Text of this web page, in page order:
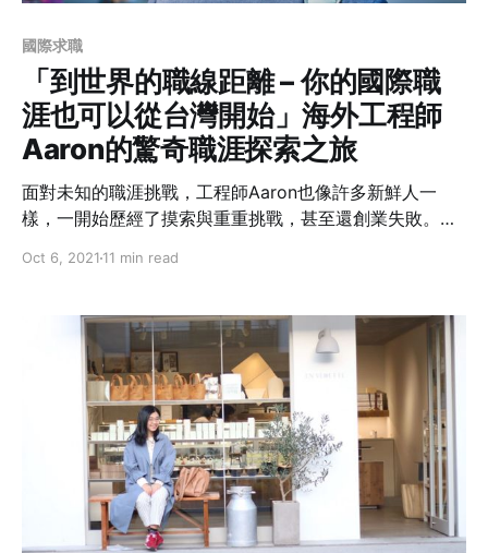
國際求職
「到世界的職線距離 – 你的國際職
涯也可以從台灣開始」海外工程師
Aaron的驚奇職涯探索之旅
面對未知的職涯挑戰，工程師Aaron也像許多新鮮人一
樣，一開始歷經了摸索與重重挑戰，甚至還創業失敗。但
努力地從原本的生科轉換跑道，為的就是要追求自己的目
徨於出國或在地就職的年輕人們，思索自己想要出國的動
機是什麼，以及出國後追求的是什麼樣的生活，才能讓自
己的人生擁有選擇權。
Oct 6, 2021 11 min read